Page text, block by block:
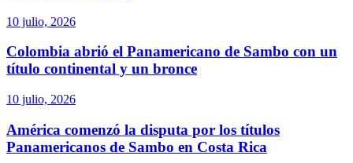
10 julio, 2026
Colombia abrió el Panamericano de Sambo con un
título continental y un bronce
10 julio, 2026
América comenzó la disputa por los títulos
Panamericanos de Sambo en Costa Rica